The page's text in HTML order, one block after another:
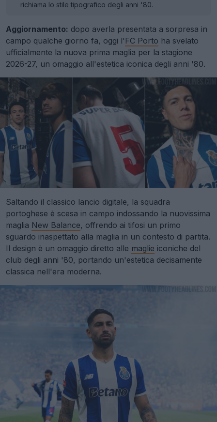
richiama lo stile tipografico degli anni '80.
Aggiornamento: dopo averla presentata a sorpresa in
campo qualche giorno fa, oggi l' FC Porto ha svelato
ufficialmente la nuova prima maglia per la stagione
2026-27, un omaggio all'estetica iconica degli anni '80.
Saltando il classico lancio digitale, la squadra
portoghese è scesa in campo indossando la nuovissima
maglia New Balance, offrendo ai tifosi un primo
sguardo inaspettato alla maglia in un contesto di partita.
Il design è un omaggio diretto alle maglie iconiche del
club degli anni '80, portando un'estetica decisamente
classica nell'era moderna.